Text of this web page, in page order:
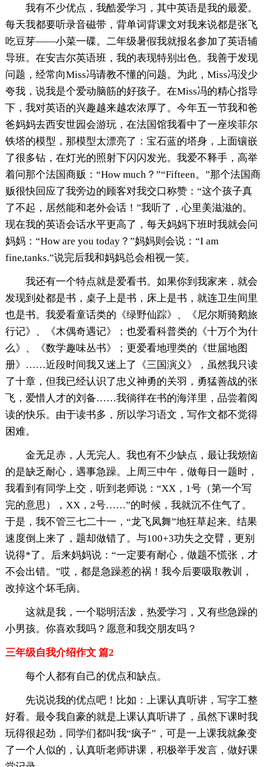
我有不少优点，我酷爱学习，其中英语是我的最爱。
每天我都要听录音磁带，背单词背课文对我来说都是张飞
吃豆芽——小菜一碟。二年级暑假我就报名参加了英语辅
导班。在安吉尔英语班，我的表现特别出色。我善于发现
问题，经常向Miss冯请教不懂的问题。为此，Miss冯没少
夸我，说我是个爱动脑筋的好孩子。在Miss冯的精心指导
下，我对英语的兴趣越来越农浓厚了。今年五一节我和爸
爸妈妈去西安世园会游玩，在法国馆我看中了一座埃菲尔
铁塔的模型，那模型太漂亮了：宝石蓝的塔身，上面镶嵌
了很多钻，在灯光的照射下闪闪发光。我爱不释手，高举
着问那个法国商贩：“How much？”“Fifteen。”那个法国商
贩很快回应了我旁边的顾客对我交口称赞：“这个孩子真
了不起，居然能和老外会话！”我听了，心里美滋滋的。
现在我的英语会话水平更高了，每天妈妈下班时我就会问
妈妈：“How are you today？”妈妈则会说：“I am
fine,tanks.”说完后我和妈妈总会相视一笑。
我还有一个特点就是爱看书。如果你到我家来，就会
发现到处都是书，桌子上是书，床上是书，就连卫生间里
也是书。我爱看童话类的《绿野仙踪》、《尼尔斯骑鹅旅
行记》、《木偶奇遇记》；也爱看科普类的《十万个为什
么》、《数学趣味丛书》；更爱看地理类的《世届地图
册》……近段时间我又迷上了《三国演义》，虽然我只读
了十章，但我已经认识了忠义神勇的关羽，勇猛善战的张
飞，爱惜人才的刘备……我徜徉在书的海洋里，品尝着阅
读的快乐。由于读书多，所以学习语文，写作文都不觉得
困难。
金无足赤，人无完人。我也有不少缺点，最让我烦恼
的是缺乏耐心，遇事急躁。上周三中午，做每日一题时，
我看到有同学上交，听到老师说：“XX，1号（第一个写
完的意思），XX，2号……”的时候，我就沉不住气了。
于是，我不管三七二十一，“龙飞凤舞”地狂草起来。结果
速度倒上来了，题却做错了。与100+3功失之交臂，更别
说得*了。后来妈妈说：“一定要有耐心，做题不慌张，才
不会出错。”哎，都是急躁惹的祸！我今后要吸取教训，
改掉这个坏毛病。
这就是我，一个聪明活泼，热爱学习，又有些急躁的
小男孩。你喜欢我吗？愿意和我交朋友吗？
三年级自我介绍作文 篇2
每个人都有自己的优点和缺点。
先说说我的优点吧！比如：上课认真听讲，写字工整
好看。最令我自豪的就是上课认真听讲了，虽然下课时我
玩得很起劲，同学们都叫我“疯子”，可是一上课我就象变
了一个人似的，认真听老师讲课，积极举手发言，做好课